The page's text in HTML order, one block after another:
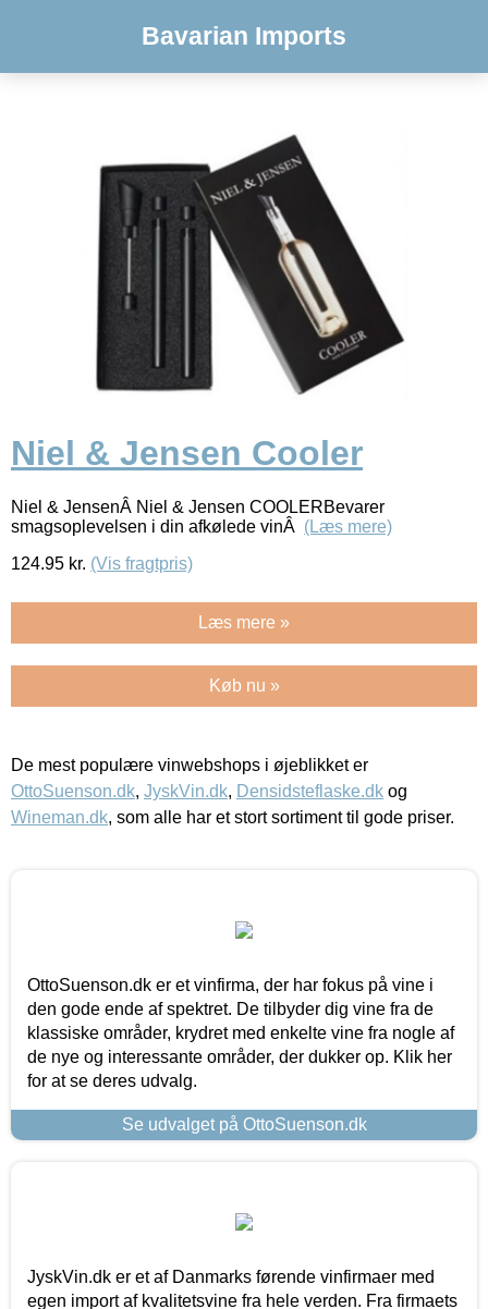
Bavarian Imports
Niel & Jensen Cooler
Niel & JensenÂ Niel & Jensen COOLERBevarer
smagsoplevelsen i din afkølede vinÂ (Læs mere)
124.95 kr. (Vis fragtpris)
Læs mere »
Køb nu »
De mest populære vinwebshops i øjeblikket er
OttoSuenson.dk, JyskVin.dk, Densidsteflaske.dk og
Wineman.dk, som alle har et stort sortiment til gode priser.
OttoSuenson.dk er et vinfirma, der har fokus på vine i
den gode ende af spektret. De tilbyder dig vine fra de
klassiske områder, krydret med enkelte vine fra nogle af
de nye og interessante områder, der dukker op. Klik her
for at se deres udvalg.
Se udvalget på OttoSuenson.dk
JyskVin.dk er et af Danmarks førende vinfirmaer med
egen import af kvalitetsvine fra hele verden. Fra firmaets